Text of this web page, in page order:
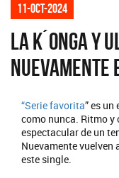
11-oct-2024
La K´onga y
nuevamente
“Serie favorita” es
como nunca. Ritmo
espectacular de un
Nuevamente vuelven
este single.